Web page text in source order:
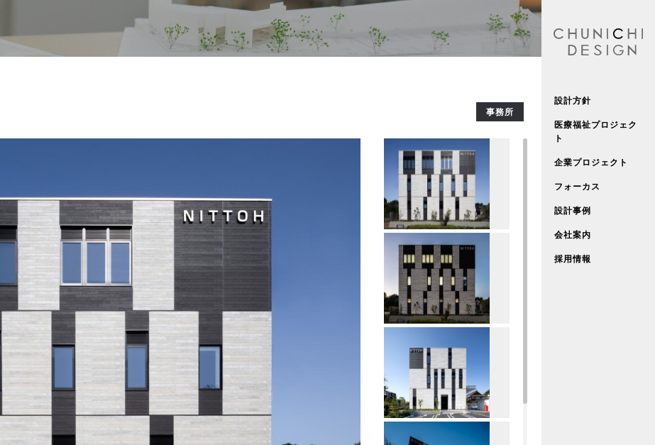
設計方針
医療福祉プロジェク
ト
企業プロジェクト
フォーカス
設計事例
会社案内
採用情報
事務所